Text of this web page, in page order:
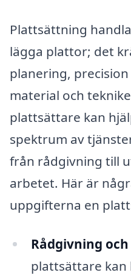
Plattsättning
lägga plattor; det
planering,
material och
plattsättare kan
spektrum av
från rådgivning till
arbetet. Här är
uppgifterna en
Rådgivning
plattsättare kan